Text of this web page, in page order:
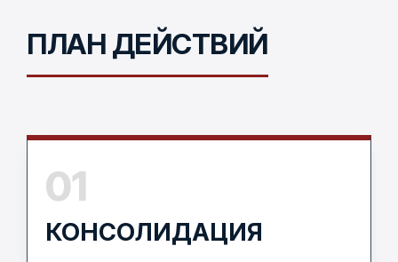
ПЛАН ДЕЙСТВИЙ
01
КОНСОЛИДАЦИЯ